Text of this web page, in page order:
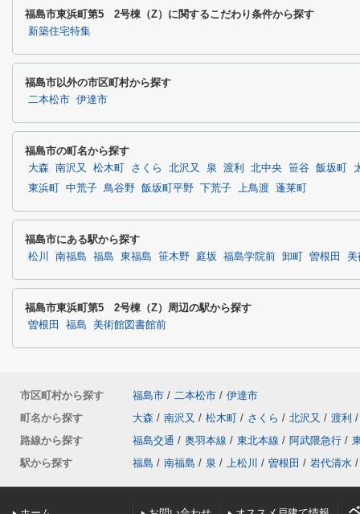
福島市東浜町第5 2号棟（Z）に関するこだわり条件から探す
新築住宅特集
福島市以外の市区町村から探す
二本松市 伊達市
福島市の町名から探す
大森 南沢又 松木町 さくら 北沢又 泉 渡利 北中央 笹谷 飯坂町
東浜町
中荒子 鳥谷野 飯坂町平野 下荒子 上鳥渡 蓬莱町
福島市にある駅から探す
松川 南福島 福島 東福島 笹木野 庭坂 福島学院前 卸町 曽根田 美
福島市東浜町第5 2号棟（Z）周辺の駅から探す
曽根田 福島 美術館図書館前
市区町村から探す 福島市 / 二本松市 / 伊達市
町名から探す
大森 / 南沢又 / 松木町 / さくら / 北沢又 / 渡利 /
路線から探す
福島交通 / 奥羽本線 / 東北本線 / 阿武隈急行 /
駅から探す
福島 / 南福島 / 泉 / 上松川 / 曽根田 / 岩代清水 /